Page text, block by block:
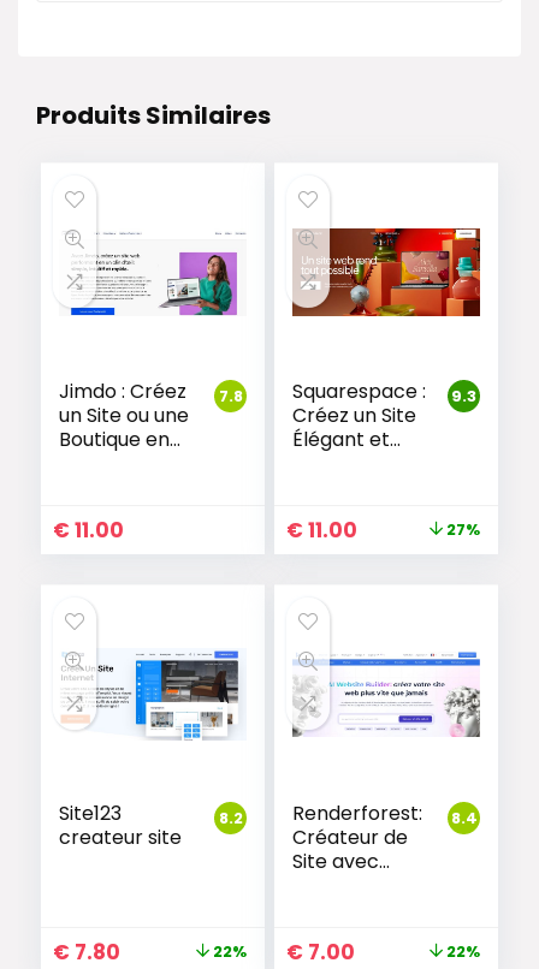
Produits Similaires
7.8
Jimdo : Créez
un Site ou une
Boutique en
€ 11.00
9.3
Squarespace :
Créez un Site
Élégant et
€ 11.00 27%
8.2
Site123
createur site
€ 7.80 22%
8.4
Renderforest:
Créateur de
Site avec
€ 7.00 22%